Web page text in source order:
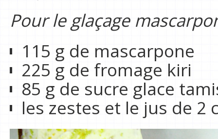
Pour le glaçage
115 g de mascarpone
225 g de fromage kiri
85 g de sucre glace
les zestes et le jus de